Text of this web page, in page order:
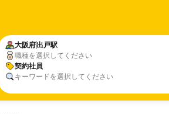
大阪府出戸駅
職種を選択してください
契約社員
キーワードを選択してください